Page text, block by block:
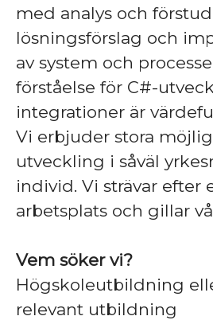
med analys och
lösningsförslag och
av system och
förståelse för C#-
integrationer är
Vi erbjuder stora
utveckling i såväl
individ. Vi strävar efter
arbetsplats och gillar
Vem söker vi?
Högskoleutbildning
relevant utbildning